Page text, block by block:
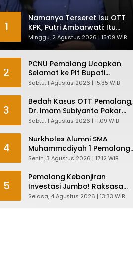
1
Namanya Terseret Isu OTT
KPK, Putri Ambarwati: Itu
Hanya Kesamaan Nama
Minggu, 2 Agustus 2026 | 15:09 WIB
2
PCNU Pemalang Ucapkan
Selamat ke Plt Bupati
Nurkholes: Pemimpin Adalah
Sabtu, 1 Agustus 2026 | 15:35 WIB
3
Bedah Kasus OTT Pemalang,
Dr. Imam Subiyanto Pakar
Hukum Ungkap Teori
Sabtu, 1 Agustus 2026 | 11:09 WIB
4
Nurkholes Alumni SMA
Muhammadiyah 1 Pemalang
Angkatan 1986 Resmi
Pesan Ketua Asmam 86
Senin, 3 Agustus 2026 | 17:12 WIB
5
Pemalang Kebanjiran
Investasi Jumbo! Raksasa
Garmen Jepang Siap Bangun
Selasa, 4 Agustus 2026 | 13:33 WIB